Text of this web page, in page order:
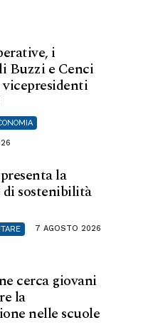
i
Buzzi e Cenci
la
sostenibilità
7 AGOSTO 2026
cerca giovani
la
nelle scuole